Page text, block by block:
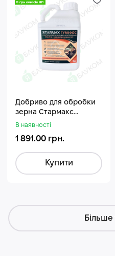
Добриво для обробки
зерна Стармакс
Гуміфос
В наявності
1 891.00 грн.
Купити
Більше